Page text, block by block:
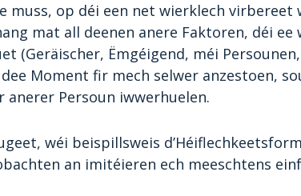
muss, op déi een net wierklech virbereet
mat all deenen anere Faktoren, déi ee
(Geräischer, Ëmgéigend, méi
Moment fir mech selwer anzestoen,
anerer Persoun iwwerhuelen.
wéi beispillsweis
an imitéieren ech meeschtens